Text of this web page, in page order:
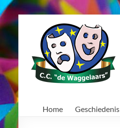
Ga
naar
inhoud
Home Geschiedenis